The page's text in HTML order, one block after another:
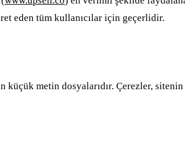
eden tüm kullanıcılar için geçerlidir.
metin dosyalarıdır. Çerezler, sitenin